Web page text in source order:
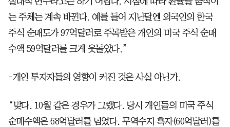
는 주체는 계속 바뀐다. 예를 들어 지난달엔 외국인의 한국
주식 순매도가 97억달러로 주목받은 개인의 미국 주식 순매
수액 59억달러를 크게 웃돌았다.”
-개인 투자자들의 영향이 커진 것은 사실 아닌가.
“맞다. 10월 같은 경우가 그랬다. 당시 개인들의 미국 주식
순매수액은 68억달러를 넘었다. 무역수지 흑자(60억달러)를